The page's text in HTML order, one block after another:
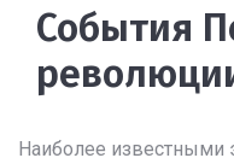
События
Наиболее известными